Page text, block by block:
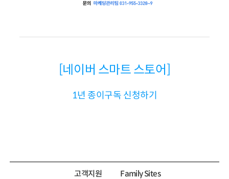
[네이버 스마트 스토어]
1년 종이구독 신청하기
고객지원 Family Sites